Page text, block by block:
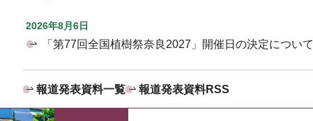
2026年8月6日
「第77回全国植樹祭奈良2027」開催日の決定について
報道発表資料一覧 報道発表資料RSS